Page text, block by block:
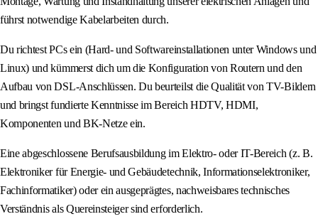
führst notwendige Kabelarbeiten durch.
Du richtest PCs ein (Hard- und Softwareinstallationen unter Windows und
Linux) und kümmerst dich um die Konfiguration von Routern und den
Aufbau von DSL-Anschlüssen. Du beurteilst die Qualität von TV-Bildern
und bringst fundierte Kenntnisse im Bereich HDTV, HDMI,
Komponenten und BK-Netze ein.
Eine abgeschlossene Berufsausbildung im Elektro- oder IT-Bereich (z. B.
Elektroniker für Energie- und Gebäudetechnik, Informationselektroniker,
Fachinformatiker) oder ein ausgeprägtes, nachweisbares technisches
Verständnis als Quereinsteiger sind erforderlich.